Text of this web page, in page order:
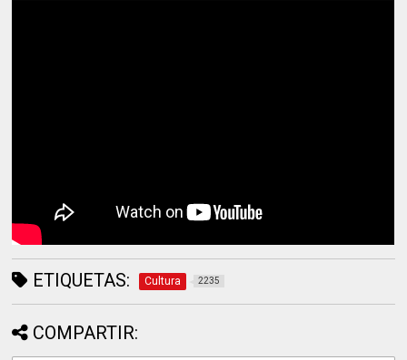
ETIQUETAS: Cultura 2235
COMPARTIR: